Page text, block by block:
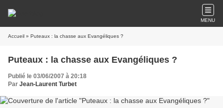
MENU
Accueil » Puteaux : la chasse aux Evangéliques ?
Puteaux : la chasse aux Evangéliques ?
Publié le 03/06/2007 à 20:18
Par Jean-Laurent Turbet